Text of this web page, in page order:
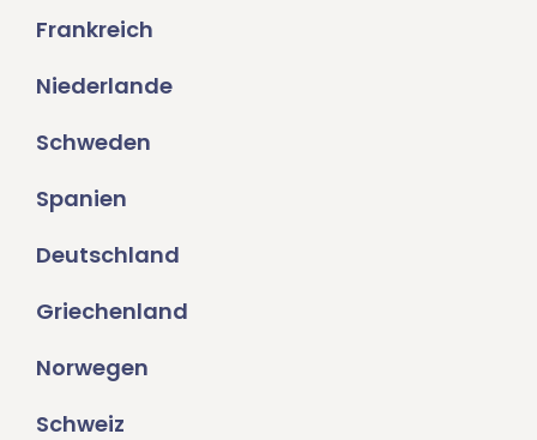
Frankreich
Niederlande
Schweden
Spanien
Deutschland
Griechenland
Norwegen
Schweiz